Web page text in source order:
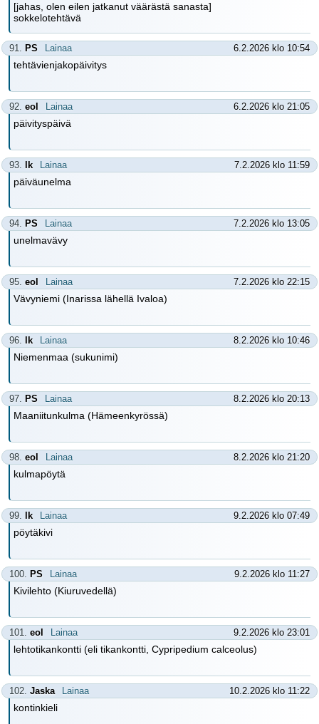
[jahas, olen eilen jatkanut väärästä sanasta]
sokkelotehtävä
91. PS Lainaa 6.2.2026 klo 10:54
tehtävienjakopäivitys
92. eol Lainaa 6.2.2026 klo 21:05
päivityspäivä
93. lk Lainaa 7.2.2026 klo 11:59
päiväunelma
94. PS Lainaa 7.2.2026 klo 13:05
unelmavävy
95. eol Lainaa 7.2.2026 klo 22:15
Vävyniemi (Inarissa lähellä Ivaloa)
96. lk Lainaa 8.2.2026 klo 10:46
Niemenmaa (sukunimi)
97. PS Lainaa 8.2.2026 klo 20:13
Maaniitunkulma (Hämeenkyrössä)
98. eol Lainaa 8.2.2026 klo 21:20
kulmapöytä
99. lk Lainaa 9.2.2026 klo 07:49
pöytäkivi
100. PS Lainaa 9.2.2026 klo 11:27
Kivilehto (Kiuruvedellä)
101. eol Lainaa 9.2.2026 klo 23:01
lehtotikankontti (eli tikankontti, Cypripedium calceolus)
102. Jaska Lainaa 10.2.2026 klo 11:22
kontinkieli